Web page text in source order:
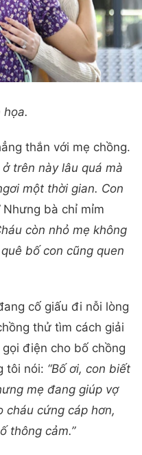
họa.
thắn với mẹ chồng.
trên này lâu quá mà
một thời gian. Con
Nhưng bà chỉ mỉm
còn nhỏ mẹ không
bố con cũng quen
cố giấu đi nỗi lòng
thử tìm cách giải
điện cho bố chồng
tôi nói: “Bố ơi, con biết
mẹ đang giúp vợ
cháu cứng cáp hơn,
thông cảm.”